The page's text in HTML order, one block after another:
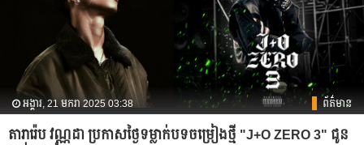
អង្គារ, 21 មករា 2025 03:38 ព័ត៌មាន
តារារ៉េប វណ្ណដា ប្រកាសថ្ងៃទម្លាក់បទចម្រៀងថ្មី "J+O ZERO 3" ជូន